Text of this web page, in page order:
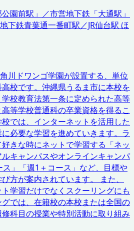
園前駅」／市営地下鉄「大通駅」
下鉄青葉通一番町駅／JR仙台駅 ほ
川ドワンゴ学園が設置する、単位
校です。沖縄県うるま市に本校を
校教育法第一条に定められた高等
等学校普通科の卒業資格を得るこ
では、インターネットを活用した
必要な学習を進めていきます。ラ
きな時にネットで学習する「ネッ
キャンパスやオンラインキャンパ
」「週1＋コース」など、目標や
方が案内されています。 また、
学習だけでなくスクーリングにも
では、在籍校の本校または全国の
科目の授業や特別活動に取り組み